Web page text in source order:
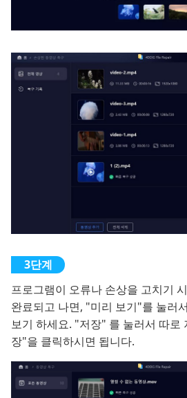
프로그램이 오류나 손상을 고치기
완료되고 나면, "미리 보기"를 눌러
보기 하세요. "저장" 를 눌러서 따로
장"을 클릭하시면 됩니다.